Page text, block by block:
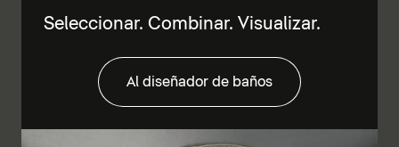
Seleccionar. Combinar. Visualizar.
Al diseñador de baños